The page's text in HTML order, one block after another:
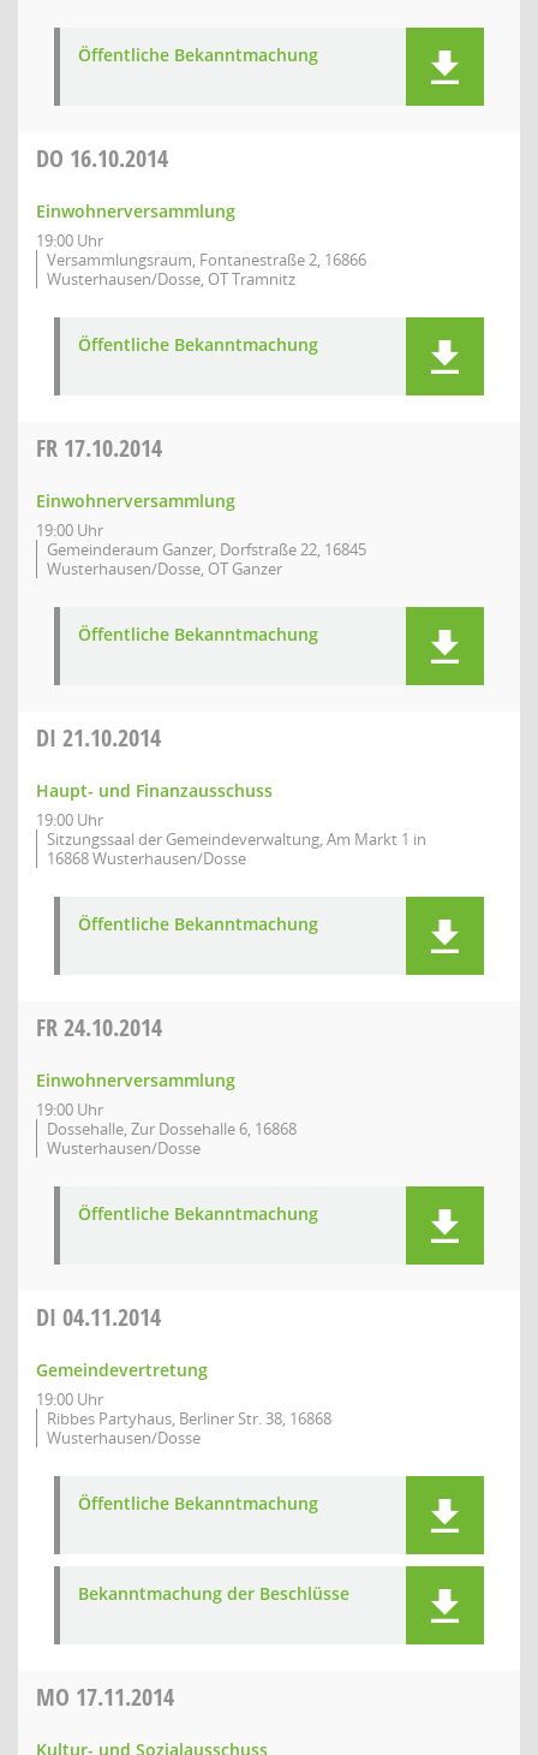
Öffentliche Bekanntmachung
DO 16.10.2014
Einwohnerversammlung
19:00 Uhr
Versammlungsraum, Fontanestraße 2, 16866
Wusterhausen/Dosse, OT Tramnitz
Öffentliche Bekanntmachung
FR 17.10.2014
Einwohnerversammlung
19:00 Uhr
Gemeinderaum Ganzer, Dorfstraße 22, 16845
Wusterhausen/Dosse, OT Ganzer
Öffentliche Bekanntmachung
DI 21.10.2014
Haupt- und Finanzausschuss
19:00 Uhr
Sitzungssaal der Gemeindeverwaltung, Am Markt 1 in
16868 Wusterhausen/Dosse
Öffentliche Bekanntmachung
FR24.10.2014
Einwohnerversammlung
19:00 Uhr
Dossehalle, Zur Dossehalle 6, 16868
Wusterhausen/Dosse
Öffentliche Bekanntmachung
DI 04.11.2014
Gemeindevertretung
19:00 Uhr
Ribbes Partyhaus, Berliner Str. 38, 16868
Wusterhausen/Dosse
Öffentliche Bekanntmachung
Bekanntmachung der Beschlüsse
MO 17.11.2014
Kultur- und Sozialausschuss